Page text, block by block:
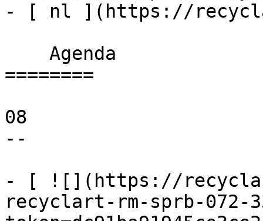
- [ nl ](https://
========
08
--
- [ ![](https://
recyclart-rm-sprb-072-